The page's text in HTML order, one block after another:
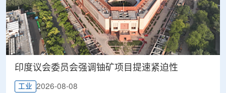
印度议会委员会强调铀矿项目提速紧迫性
工业 2026-08-08